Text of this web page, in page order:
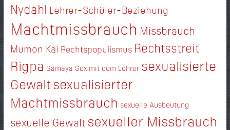
Nydahl Lehrer-Schüler-Beziehung
Machtmissbrauch Missbrauch
Mumon Kai Rechtspopulismus Rechtsstreit
Rigpa Samaya Sex mit dem Lehrer sexualisierte
Gewaltsexualisierter
Machtmissbrauch sexuelle Ausbeutung
sexuelle Gewalt sexueller Missbrauch